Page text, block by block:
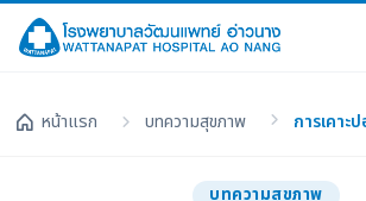
หน้าแรก บทความสุขภาพ การเคาะ
บทความสุขภาพ